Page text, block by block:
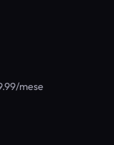
mese